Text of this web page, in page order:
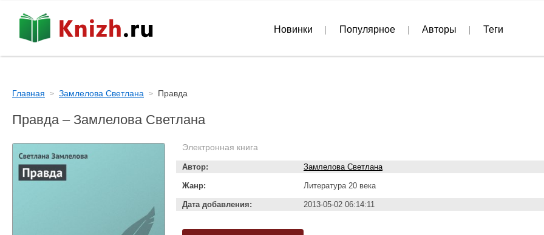
Главная Замлелова Светлана Правда
Правда – Замлелова Светлана
Электронная книга
Автор: Замлелова Светлана
Жанр: Литература 20 века
Дата добавления: 2013-05-02 06:14:11
Новинки Популярное Авторы Теги